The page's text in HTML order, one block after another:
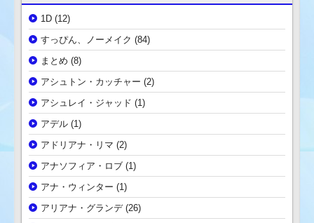
1D (12)
すっぴん、ノーメイク (84)
まとめ (8)
アシュトン・カッチャー (2)
アシュレイ・ジャッド (1)
アデル (1)
アドリアナ・リマ (2)
アナソフィア・ロブ (1)
アナ・ウィンター (1)
アリアナ・グランデ(26)